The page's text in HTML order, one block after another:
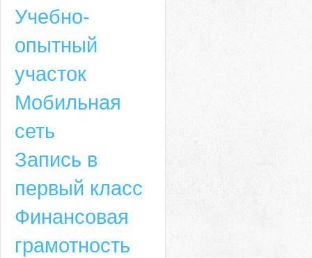
Учебно-
опытный
участок
Мобильная
сеть
Запись в
первый класс
Финансовая
грамотность